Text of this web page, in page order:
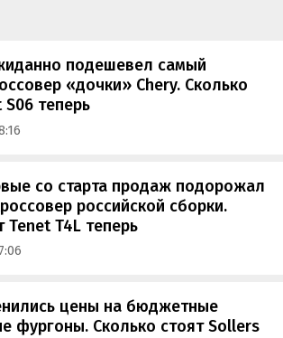
подешевел самый
«дочки» Chery. Сколько
теперь
со старта продаж подорожал
российской сборки.
Tenet T4L теперь
цены на бюджетные
фургоны. Сколько стоят Sollers